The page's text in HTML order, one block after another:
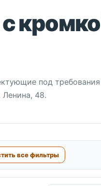
под требования
Ленина, 48.
все фильтры